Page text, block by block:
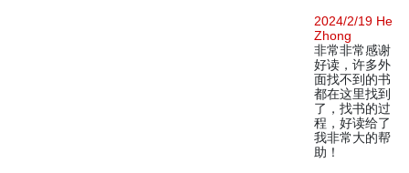
2024/2/19 He
Zhong
非常非常感谢
好读，许多外
面找不到的书
都在这里找到
了，找书的过
程，好读给了
我非常大的帮
助！